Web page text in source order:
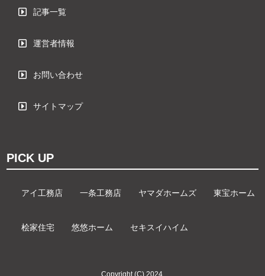
記事一覧
運営者情報
お問い合わせ
サイトマップ
PICK UP
アイ工務店 一条工務店 ヤマダホームズ 東宝ホーム
桧家住宅 悠悠ホーム セキスイハイム
Copyright (C) 2024